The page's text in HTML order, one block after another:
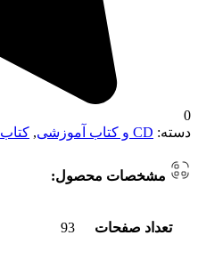
0
دسته: CD و کتاب آموزشی , کتاب
مشخصات محصول:
تعداد صفحات 93